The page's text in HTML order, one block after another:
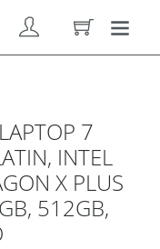
7
INTEL
X PLUS
512GB,